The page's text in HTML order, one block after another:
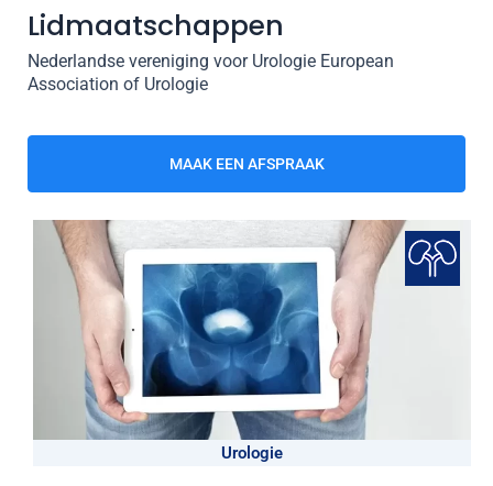
Lidmaatschappen
Nederlandse vereniging voor Urologie European
Association of Urologie
MAAK EEN AFSPRAAK
Urologie